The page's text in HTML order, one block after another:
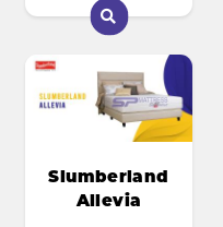
Slumberland
Allevia